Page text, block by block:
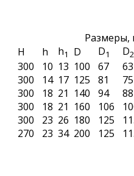
Размеры,
H
h h1 D D1 D2
300 10 13 100 67
63
300 14 17 125 81
75
300 18 21 140 94
88
300 18 21 160 106
300 23 26 180 125
270 23 34 200 125